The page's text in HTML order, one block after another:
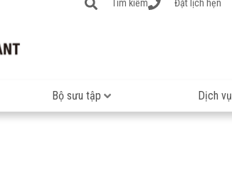
Tìm kiếm Đặt lịch hẹn
Bộ sưu tập Dịch vụ